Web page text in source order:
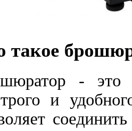
такое
- это
и